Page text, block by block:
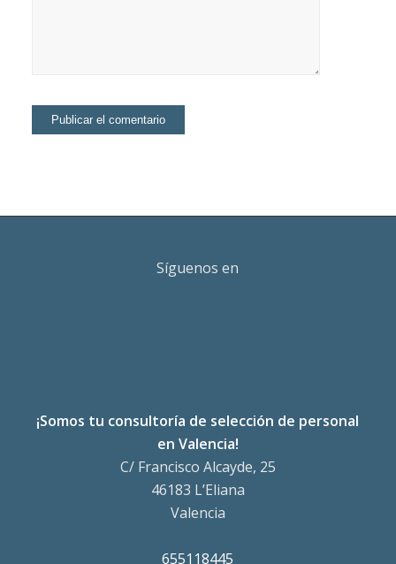
Síguenos en
¡Somos tu consultoría de selección de personal
en Valencia!
C/ Francisco Alcayde, 25
46183 L’Eliana
Valencia
655118445